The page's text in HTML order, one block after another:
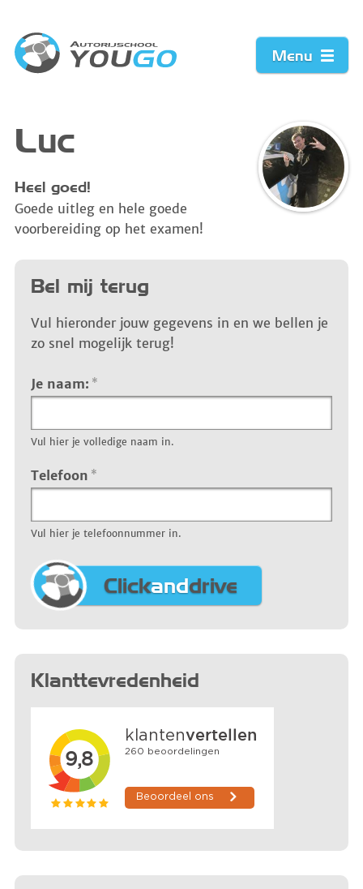
Menu
Werkwijze
Acties
Contact
Luc
Heel goed!
Goede uitleg en hele goede
voorbereiding op het examen!
Bel mij terug
Vul hieronder jouw gegevens in en we bellen je
zo snel mogelijk terug!
Je naam: *
Vul hier je volledige naam in.
Telefoon *
Vul hier je telefoonnummer in.
Clickanddrive
Klanttevredenheid